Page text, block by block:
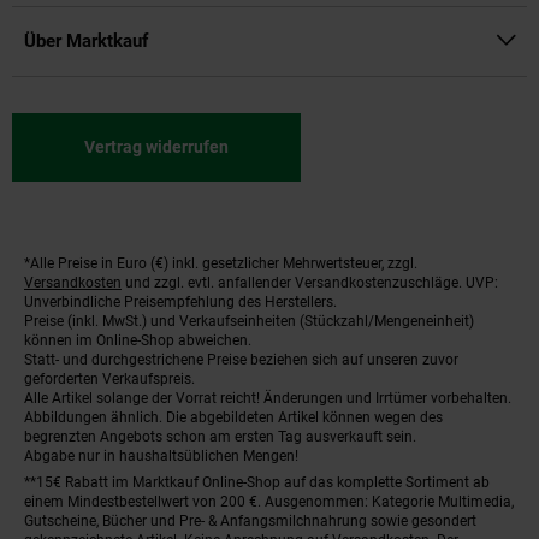
Über Marktkauf
Vertrag widerrufen
Fußnoten
*Alle Preise in Euro (€) inkl. gesetzlicher Mehrwertsteuer, zzgl.
Versandkosten und zzgl. evtl. anfallender Versandkostenzuschläge. UVP:
Unverbindliche Preisempfehlung des Herstellers.
Preise (inkl. MwSt.) und Verkaufseinheiten (Stückzahl/Mengeneinheit)
können im Online-Shop abweichen.
Statt- und durchgestrichene Preise beziehen sich auf unseren zuvor
geforderten Verkaufspreis.
Alle Artikel solange der Vorrat reicht! Änderungen und Irrtümer vorbehalten.
Abbildungen ähnlich. Die abgebildeten Artikel können wegen des
begrenzten Angebots schon am ersten Tag ausverkauft sein.
Abgabe nur in haushaltsüblichen Mengen!
**15€ Rabatt im Marktkauf Online-Shop auf das komplette Sortiment ab
einem Mindestbestellwert von 200 €. Ausgenommen: Kategorie Multimedia,
Gutscheine, Bücher und Pre- & Anfangsmilchnahrung sowie gesondert